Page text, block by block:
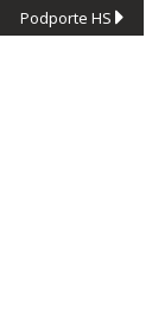
Podporte HS